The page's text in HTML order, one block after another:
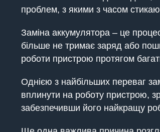
проблем, з якими з часом
Заміна аккумулятора – це
більше не тримає заряд або
роботи пристрою протягом
Однією з найбільших переваг
вплинути на роботу пристрою,
забезпечивши його найкращу